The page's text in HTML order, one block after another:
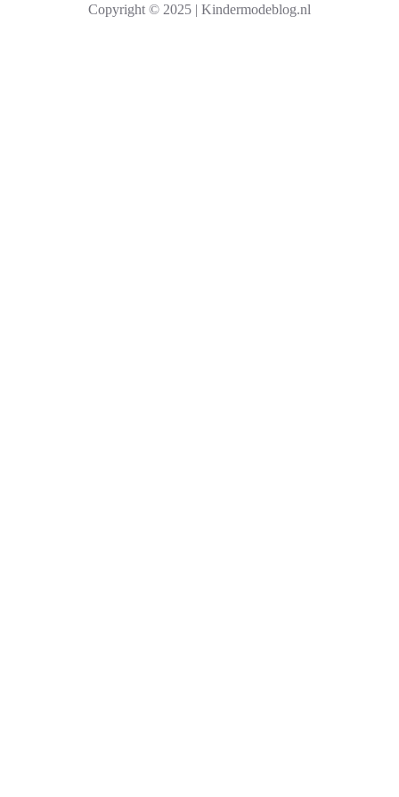
Copyright © 2025 | Kindermodeblog.nl